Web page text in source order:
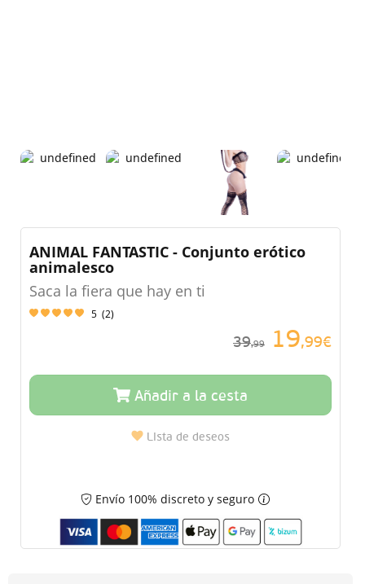
ANIMAL FANTASTIC - Conjunto erótico
animalesco
Saca la fiera que hay en ti
5 (2)
39,99 19,99€
Añadir a la cesta
Lista de deseos
Envío 100% discreto y seguro